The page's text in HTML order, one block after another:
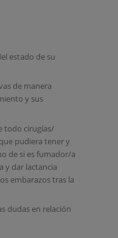
estado de su
de manera
y sus
todo cirugías/
pudiera tener y
de si es fumador/a
y dar lactancia
embarazos tras la
dudas en relación